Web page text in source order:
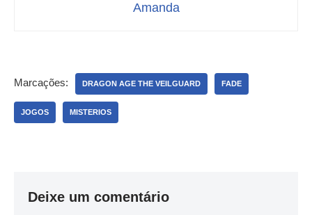
Amanda
Marcações: DRAGON AGE THE VEILGUARD FADE
JOGOS MISTERIOS
Deixe um comentário